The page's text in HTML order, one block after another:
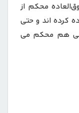
محکم از
کرده اند و حتی
هم محکم می